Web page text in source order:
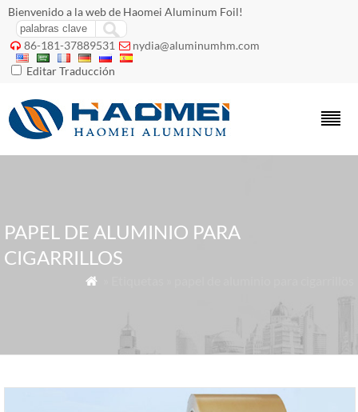
Bienvenido a la web de Haomei Aluminum Foil!
 86-181-37889531  nydia@aluminumhm.com
Editar Traducción
PAPEL DE ALUMINIO PARA
CIGARRILLOS
